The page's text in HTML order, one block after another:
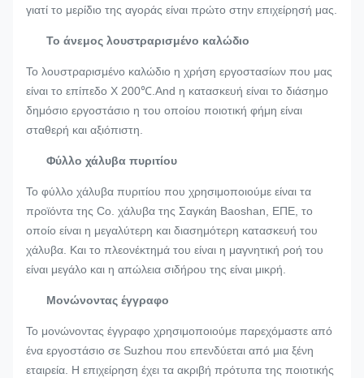
γιατί το μερίδιο της αγοράς είναι πρώτο στην επιχείρησή μας.
Το άνεμος λουστραρισμένο καλώδιο
Το λουστραρισμένο καλώδιο η χρήση εργοστασίων που μας
είναι το επίπεδο Χ 200℃.And η κατασκευή είναι το διάσημο
δημόσιο εργοστάσιο η του οποίου ποιοτική φήμη είναι
σταθερή και αξιόπιστη.
Φύλλο χάλυβα πυριτίου
Το φύλλο χάλυβα πυριτίου που χρησιμοποιούμε είναι τα
προϊόντα της Co. χάλυβα της Σαγκάη Baoshan, ΕΠΕ, το
οποίο είναι η μεγαλύτερη και διασημότερη κατασκευή του
χάλυβα. Και το πλεονέκτημά του είναι η μαγνητική ροή του
είναι μεγάλο και η απώλεια σιδήρου της είναι μικρή.
Μονώνοντας έγγραφο
Το μονώνοντας έγγραφο χρησιμοποιούμε παρεχόμαστε από
ένα εργοστάσιο σε Suzhou που επενδύεται από μια ξένη
εταιρεία. Η επιχείρηση έχει τα ακριβή πρότυπα της ποιοτικής